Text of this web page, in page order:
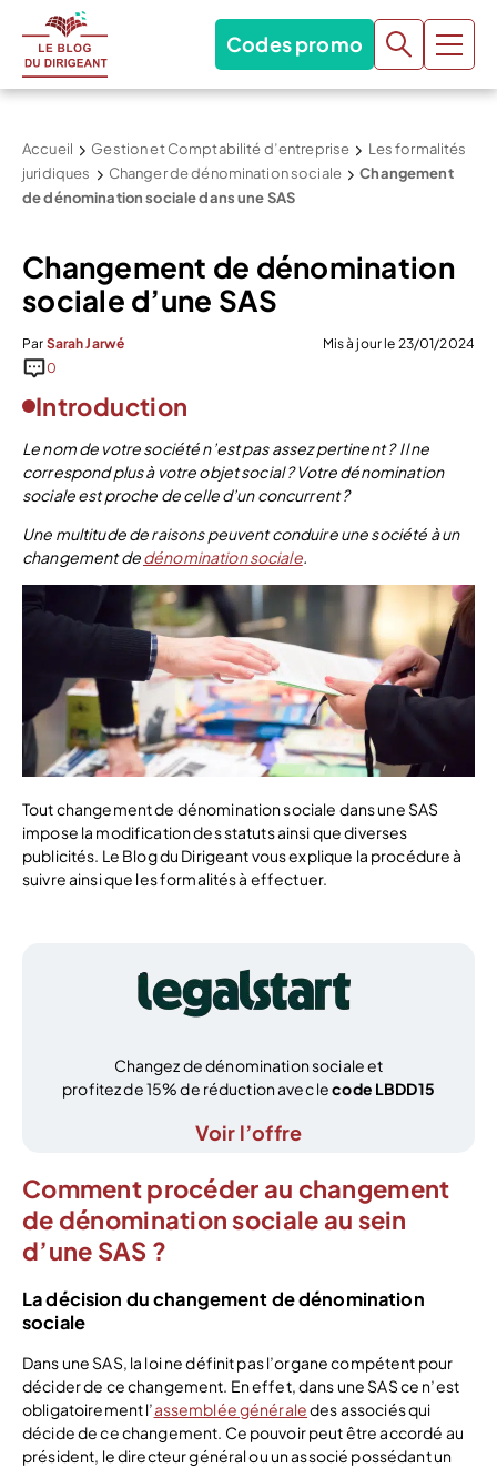
Codes promo
Accueil Gestion et Comptabilité d’entreprise
Les formalités
juridiques
Changer de dénomination sociale
Changement
de dénomination sociale dans une SAS
Changement de dénomination
sociale d’une SAS
Par Sarah Jarwé
Mis à jour le 23/01/2024
0
Introduction
Le nom de votre société n’est pas assez pertinent ? Il ne
correspond plus à votre objet social ? Votre dénomination
sociale est proche de celle d’un concurrent ?
Une multitude de raisons peuvent conduire une société à un
changement dedénomination sociale.
Tout changement de dénomination sociale dans une SAS
impose la modification des statuts ainsi que diverses
publicités. Le Blog du Dirigeant vous explique la procédure à
suivre ainsi que les formalités à effectuer.
Changez de dénomination sociale et
profitez de 15% de réduction avec lecode LBDD15
Voir l’offre
Comment procéder au changement
de dénomination sociale au sein
d’une SAS ?
La décision du changement de dénomination
sociale
Dans une SAS, la loi ne définit pas l’organe compétent pour
décider de ce changement. En effet, dans une SAS ce n’est
obligatoirement l’assemblée généraledes associés qui
décide de ce changement. Ce pouvoir peut être accordé au
président, le directeur général ou un associé possédant un